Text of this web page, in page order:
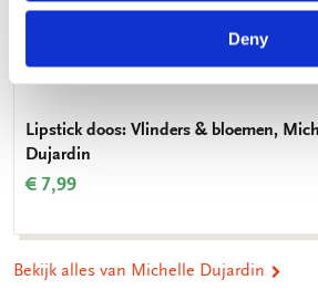
Deny
Lipstick doos: Vlinders & bloemen,
Dujardin
€ 7,99
Bekijk alles van Michelle Dujardin